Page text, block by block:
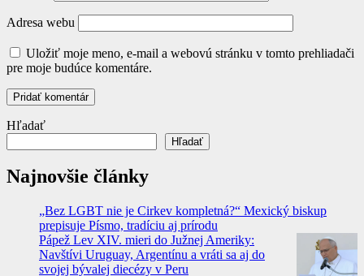
Adresa webu
Uložiť moje meno, e-mail a webovú stránku v tomto prehliadači
pre moje budúce komentáre.
Hľadať
Hľadať
Najnovšie články
„Bez LGBT nie je Cirkev kompletná?“ Mexický biskup
prepisuje Písmo, tradíciu aj prírodu
Pápež Lev XIV. mieri do Južnej Ameriky:
Navštívi Uruguay, Argentínu a vráti sa aj do
svojej bývalej diecézy v Peru